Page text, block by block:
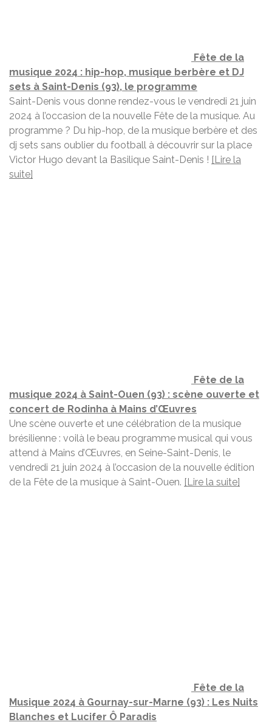
Fête de la
musique 2024 : hip-hop, musique berbère et DJ
sets à Saint-Denis (93), le programme
Saint-Denis vous donne rendez-vous le vendredi 21 juin
2024 à l’occasion de la nouvelle Fête de la musique. Au
programme ? Du hip-hop, de la musique berbère et des
dj sets sans oublier du football à découvrir sur la place
Victor Hugo devant la Basilique Saint-Denis ! [Lire la
suite]
Fête de la
musique 2024 à Saint-Ouen (93) : scène ouverte et
concert de Rodinha à Mains d’Œuvres
Une scène ouverte et une célébration de la musique
brésilienne : voilà le beau programme musical qui vous
attend à Mains d’Œuvres, en Seine-Saint-Denis, le
vendredi 21 juin 2024 à l’occasion de la nouvelle édition
de la Fête de la musique à Saint-Ouen. [Lire la suite]
Fête de la
Musique 2024 à Gournay-sur-Marne (93) : Les Nuits
Blanches et Lucifer Ô Paradis